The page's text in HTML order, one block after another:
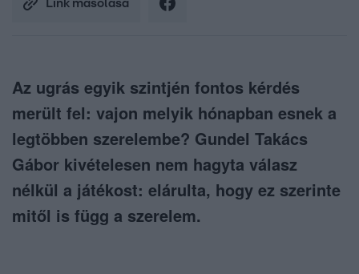
Link másolása
Az ugrás egyik szintjén fontos kérdés
merült fel: vajon melyik hónapban esnek a
legtöbben szerelembe? Gundel Takács
Gábor kivételesen nem hagyta válasz
nélkül a játékost: elárulta, hogy ez szerinte
mitől is függ a szerelem.